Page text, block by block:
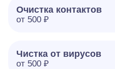
Очистка контактов
от 500 ₽
Чистка от вирусов
от 500 ₽